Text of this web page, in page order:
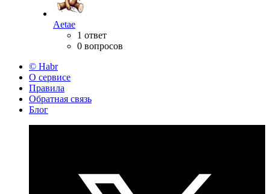
Aetae
1 ответ
0 вопросов
© Habr
О сервисе
Правила
Обратная связь
Блог